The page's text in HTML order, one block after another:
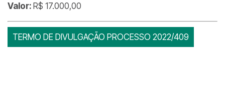
Valor: R$ 17.000,00
TERMO DE DIVULGAÇÃO PROCESSO 2022/409